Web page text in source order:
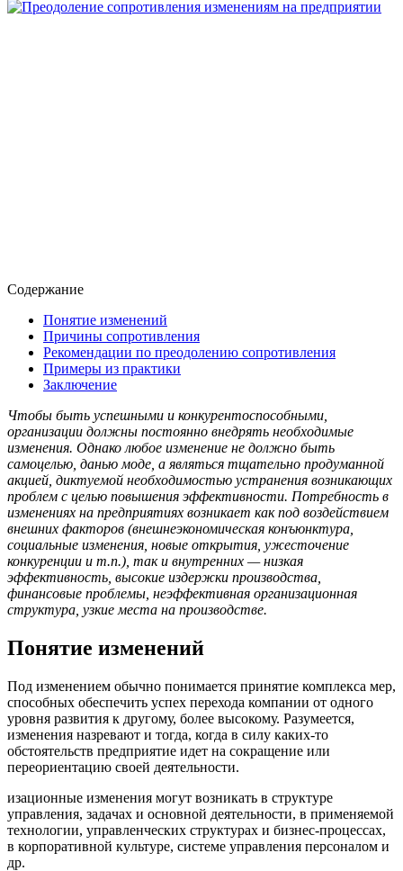
Содержание
Понятие изменений
Причины сопротивления
Рекомендации по преодолению сопротивления
Примеры из практики
Заключение
Чтобы быть успешными и конкурентоспособными,
организации должны постоянно внедрять необходимые
изменения. Однако любое изменение не должно быть
самоцелью, данью моде, а являться тщательно продуманной
акцией, диктуемой необходимостью устранения возникающих
проблем с целью повышения эффективности. Потребность в
изменениях на предприятиях возникает как под воздействием
внешних факторов (внешнеэкономическая конъюнктура,
социальные изменения, новые открытия, ужесточение
конкуренции и т.п.), так и внутренних — низкая
эффективность, высокие издержки производства,
финансовые проблемы, неэффективная организационная
структура, узкие места на производстве.
Понятие изменений
Под изменением обычно понимается принятие комплекса мер,
способных обеспечить успех перехода компании от одного
уровня развития к другому, более высокому. Разумеется,
изменения назревают и тогда, когда в силу каких-то
обстоятельств предприятие идет на сокращение или
переориентацию своей деятельности.
изационные изменения могут возникать в структуре
управления, зaдaчax и основной дeятeльнocти, в пpимeняeмoй
тexнoлoгии, yпpaвлeнчecкиx cтpyктypax и бизнес-пpoцeccax,
в корпоративной кyльтype, системе управления персоналом и
др.